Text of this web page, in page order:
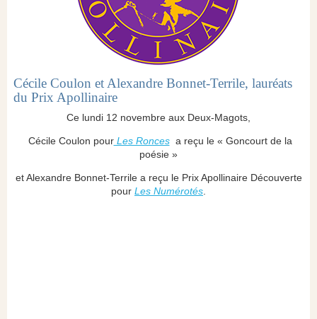
Cécile Coulon et Alexandre Bonnet-Terrile, lauréats
du Prix Apollinaire
Ce lundi 12 novembre aux Deux-Magots,
Cécile Coulon pourLes Roncesa reçu le « Goncourt de la
poésie »
et Alexandre Bonnet-Terrile a reçu le Prix Apollinaire Découverte
pour Les Numérotés